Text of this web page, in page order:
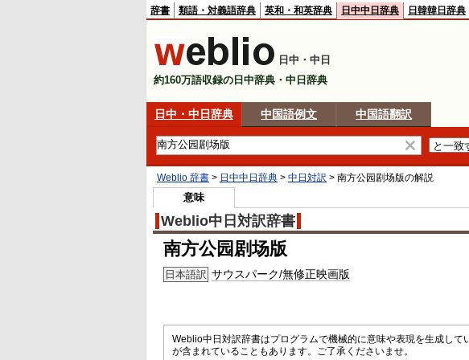
辞書 類語・対義語辞典 英和・和英辞典 日中中日辞典 日韓韓日辞典
日中・中日
約160万語収録の日中辞典・中日辞典
日中・中日辞典 中国語例文 中国語翻訳
Weblio 辞書 > 日中中日辞典 > 中日対訳 > 南方公园剧场版の解説
意味
Weblio中日対訳辞書
南方公园剧场版
日本語訳 サウスパーク/無修正映画版
Weblio中日対訳辞書はプログラムで機械的に意味や表現を生成して
が含まれていることもあります。ご了承くださいませ。